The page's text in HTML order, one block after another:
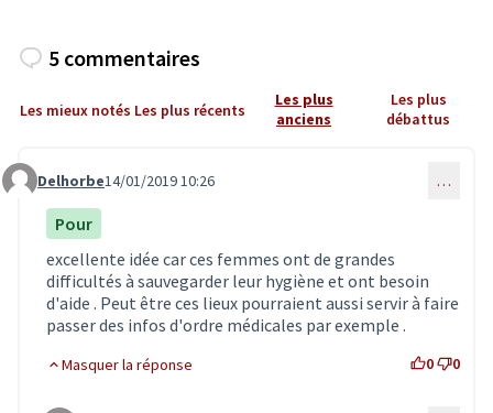
5 commentaires
Les mieux notés Les plus récents
Les plus
anciens
Les plus
débattus
Commentaire 1162
Delhorbe14/01/2019 10:26 …
Pour
excellente idée car ces femmes ont de grandes
difficultés à sauvegarder leur hygiène et ont besoin
d'aide . Peut être ces lieux pourraient aussi servir à faire
passer des infos d'ordre médicales par exemple .
Masquer la réponse 0 0